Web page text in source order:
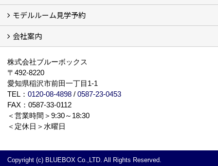
建設中の現場レポート
完成した建物を見てみる
オーナーの声
モデルルーム見学予約
モデルルーム見学予約
会社案内
BLUE BOXについて
株式会社ブルーボックス
〒492-8220
愛知県稲沢市前田一丁目1-1
TEL： 0120-08-4898 / 0587-23-0453
FAX：0587-33-0112
＜営業時間＞9:30～18:30
＜定休日＞水曜日
Copyright (c) BLUEBOX Co.,LTD. All Rights Reserved.